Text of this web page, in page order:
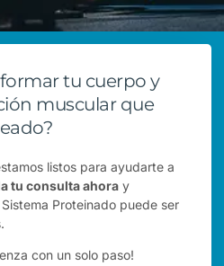
tu cuerpo y
muscular que
listos para ayudarte a
tu consulta ahora y
Proteinado puede ser
con un solo paso!